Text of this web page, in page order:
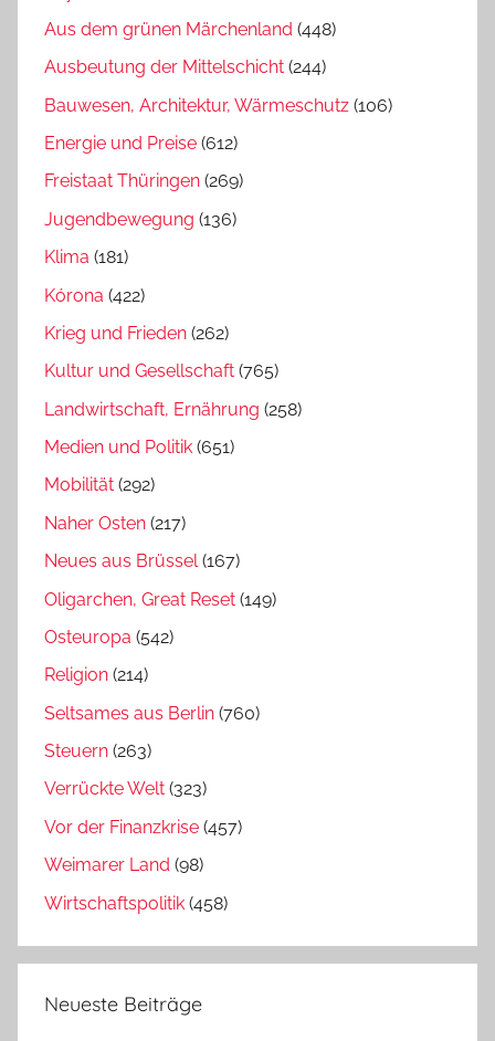
Aus dem grünen Märchenland (448)
Ausbeutung der Mittelschicht (244)
Bauwesen, Architektur, Wärmeschutz (106)
Energie und Preise (612)
Freistaat Thüringen (269)
Jugendbewegung (136)
Klima (181)
Kórona (422)
Krieg und Frieden (262)
Kultur und Gesellschaft (765)
Landwirtschaft, Ernährung (258)
Medien und Politik (651)
Mobilität (292)
Naher Osten (217)
Neues aus Brüssel(167)
Oligarchen, Great Reset (149)
Osteuropa (542)
Religion (214)
Seltsames aus Berlin (760)
Steuern (263)
Verrückte Welt (323)
Vor der Finanzkrise (457)
Weimarer Land (98)
Wirtschaftspolitik (458)
Neueste Beiträge